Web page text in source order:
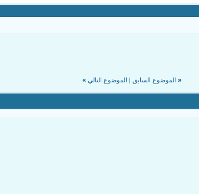
« الموضوع السابق | الموضوع التالي »